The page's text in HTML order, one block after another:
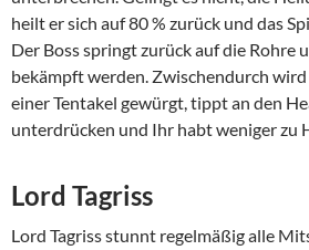
heilt er sich auf 80 % zurück und das
Der Boss springt zurück auf die Rohre
bekämpft werden. Zwischendurch
einer Tentakel gewürgt, tippt an den
unterdrücken und Ihr habt weniger zu
Lord Tagriss
Lord Tagriss stunnt regelmäßig alle